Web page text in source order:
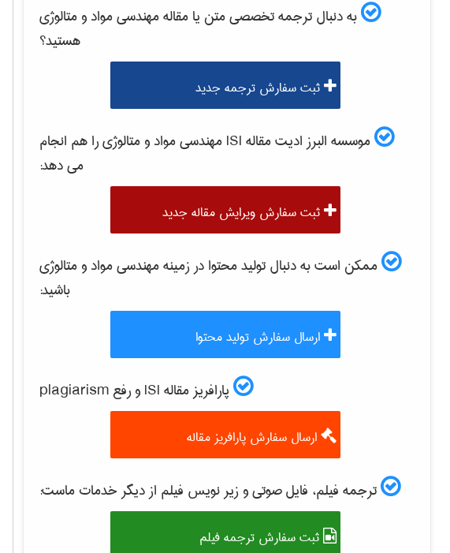
به دنبال ترجمه تخصصی متن یا مقالهمهندسی مواد و متالوژی
هستید؟
ثبت سفارش ترجمه جدید
موسسه البرز ادیت مقاله ISI مهندسی مواد و متالوژیرا هم انجام
می دهد:
ثبت سفارش ویرایش مقاله جدید
ممکن است به دنبال تولید محتوا در زمینهمهندسی مواد و متالوژی
باشید:
ارسال سفارش تولید محتوا
پارافریز مقاله ISI و رفع plagiarism
ارسال سفارش پارافریز مقاله
ترجمه فیلم، فایل صوتی و زیر نویس فیلم از دیگر خدمات ماست:
ثبت سفارش ترجمه فیلم